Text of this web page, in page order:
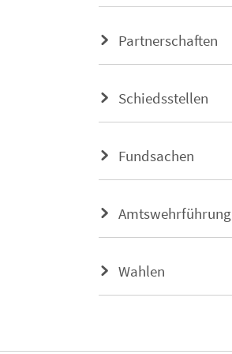
Partnerschaften
Schiedsstellen
Fundsachen
Amtswehrführung
Wahlen